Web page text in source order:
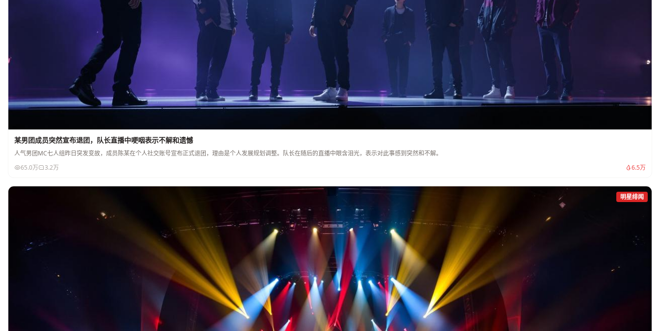
某男团成员突然宣布退团，队长直播中哽咽表示不解和遗憾
人气男团MC七人组昨日突发变故，成员陈某在个人社交账号宣布正式退团，理由是个人发展规划调整。队长在随后的直播中眼含泪光，表示对此事感到突然和不解。
65.0万
3.2万 6.5万
明星绯闻